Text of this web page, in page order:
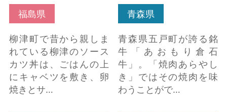
福島県
柳津町で昔から親しま
れている柳津のソース
カツ丼は、ごはんの上
にキャベツを敷き、卵
焼きとサ…
青森県
青森県五戸町が誇る銘
牛「あおもり倉石
牛」。「焼肉あらやし
き」ではその焼肉を味
わうことがで…